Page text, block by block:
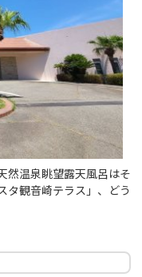
然温泉眺望露天風呂はそ
タ観音崎テラス」、どう